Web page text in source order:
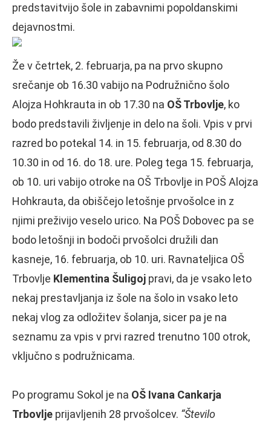
predstavitvijo šole in zabavnimi popoldanskimi
dejavnostmi.
Že v četrtek, 2. februarja, pa na prvo skupno
srečanje ob 16.30 vabijo na Podružnično šolo
Alojza Hohkrauta in ob 17.30 na OŠ Trbovlje, ko
bodo predstavili življenje in delo na šoli. Vpis v prvi
razred bo potekal 14. in 15. februarja, od 8.30 do
10.30 in od 16. do 18. ure. Poleg tega 15. februarja,
ob 10. uri vabijo otroke na OŠ Trbovlje in POŠ Alojza
Hohkrauta, da obiščejo letošnje prvošolce in z
njimi preživijo veselo urico. Na POŠ Dobovec pa se
bodo letošnji in bodoči prvošolci družili dan
kasneje, 16. februarja, ob 10. uri. Ravnateljica OŠ
Trbovlje Klementina Šuligoj pravi, da je vsako leto
nekaj prestavljanja iz šole na šolo in vsako leto
nekaj vlog za odložitev šolanja, sicer pa je na
seznamu za vpis v prvi razred trenutno 100 otrok,
vključno s podružnicama.
Po programu Sokol je na OŠ Ivana Cankarja
Trbovlje prijavljenih 28 prvošolcev. “Število